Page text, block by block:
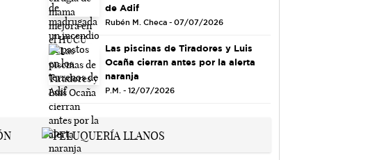
de Adif
Rubén M. Checa - 07/07/2026
Las piscinas de Tiradores y Luis
Ocaña cierran antes por la alerta
naranja
P.M. - 12/07/2026